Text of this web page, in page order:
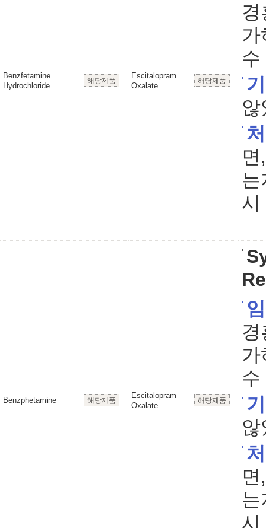
Benzfetamine
Hydrochloride
해당제품
Escitalopram
Oxalate
해당제품
경
가
수
않
는
시
Benzphetamine 해당제품
Escitalopram
Oxalate
해당제품
경
가
수
않
는
시